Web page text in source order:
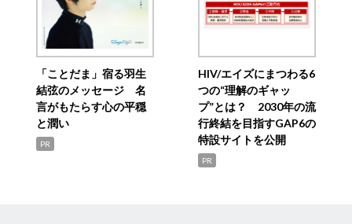
「ことだま」宿る羽生
結弦のメッセージ 名
言がもたらす心の平穏
と潤い
PR
HIV/エイズにまつわる6
つの“理解のギャッ
プ”とは？ 2030年の流
行終結を目指すGAP6の
特設サイトを公開
PR